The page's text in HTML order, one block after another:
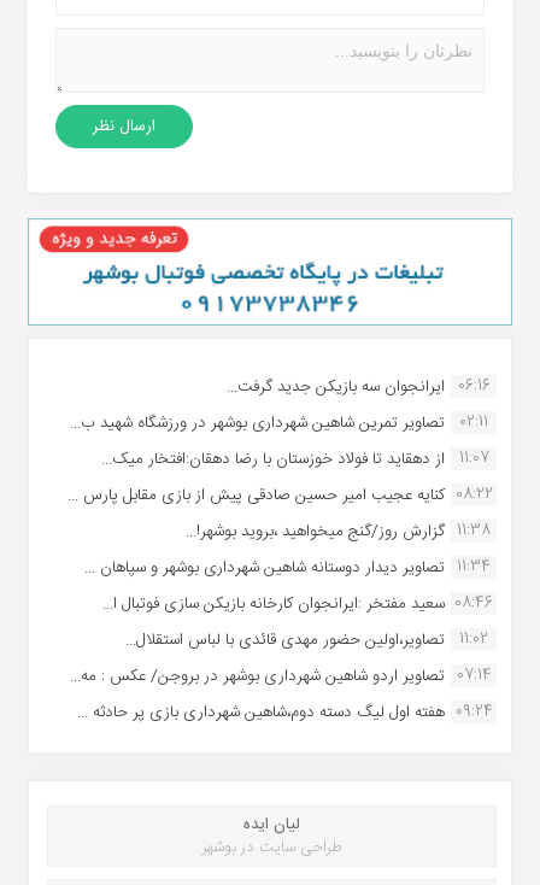
06:16 ایرانجوان سه بازیکن جدید گرفت...
02:11
تصاویر تمرین شاهین شهردارى بوشهر در ورزشگاه شهید ب...
11:07
از دهقاید تا فولاد خوزستان با رضا دهقان:افتخار میک...
08:22 کنایه عجیب امیر حسین صادقی پیش از بازی مقابل پارس ...
11:38 گزارش روز/گنج میخواهید ،بروید بوشهر!...
11:34 تصاویر دیدار دوستانه شاهین شهردارى بوشهر و سپاهان ...
08:46 سعید مفتخر :ایرانجوان کارخانه بازیکن سازی فوتبال ا...
11:02
تصاویر،اولین حضور مهدی قائدی با لباس استقلال...
07:14 تصاویر اردو شاهین شهرداری بوشهر در بروجن/ عکس : مه...
09:24 هفته اول لیگ دسته دوم،شاهین شهرداری بازی پر حادثه ...
لیان ایده
طراحی سایت در بوشهر